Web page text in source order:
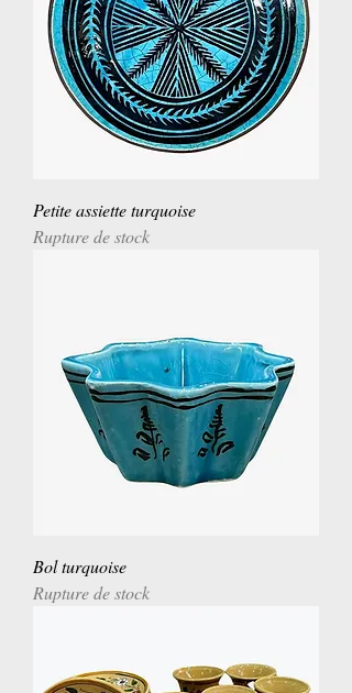
Petite assiette turquoise
Rupture de stock
Bol turquoise
Rupture de stock